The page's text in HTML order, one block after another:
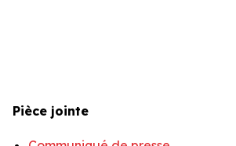
Pièce jointe